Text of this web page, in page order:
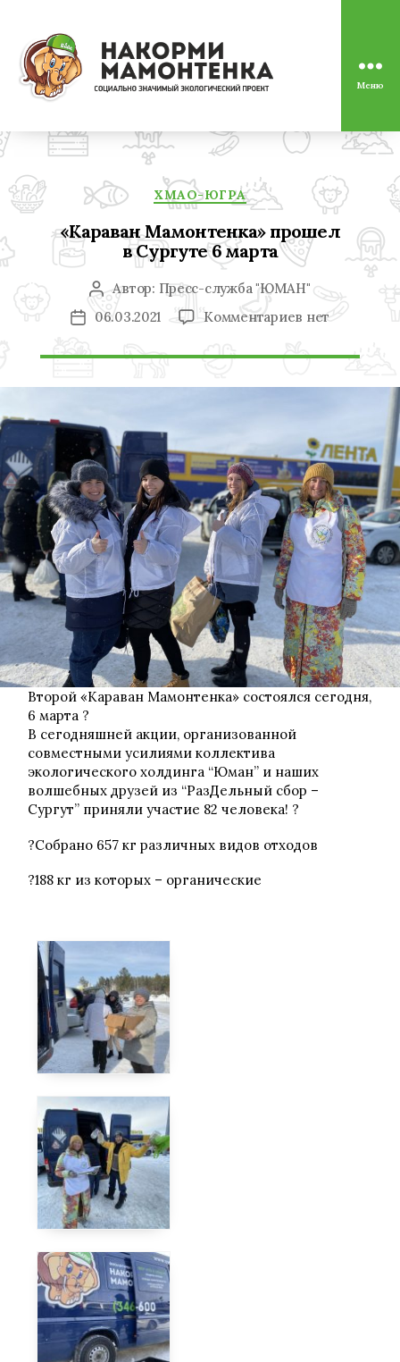
экологический
проект
"Накорми
Мамонтенка"
Меню
Рубрики
ХМАО-ЮГРА
«Караван Мамонтенка» прошел
в Сургуте 6 марта
Автор
записи
Автор: Пресс-служба "ЮМАН"
Дата06.03.2021 Комментариев к
«Караван
Сургуте
6
марта
нет
Второй «Караван Мамонтенка» состоялся сегодня,
6 марта ?
В сегодняшней акции, организованной
совместными усилиями коллектива
экологического холдинга “Юман” и наших
волшебных друзей из “РазДельный сбор –
Сургут” приняли участие 82 человека! ?
?Собрано 657 кг различных видов отходов
?188 кг из которых – органические